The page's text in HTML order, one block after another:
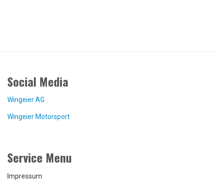
Social Media
Wingeier AG
Wingeier Motorsport
Service Menu
Impressum